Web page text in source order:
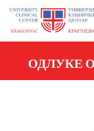
ОДЛУКЕ